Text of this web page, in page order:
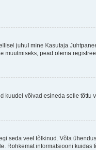
juhul mine Kasutaja
pead olema
võivad esineda selle tõttu
seda veel tõlkinud. Võta
Rohkemat informatsiooni kuidas